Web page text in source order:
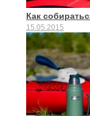
Как
15.05.2015